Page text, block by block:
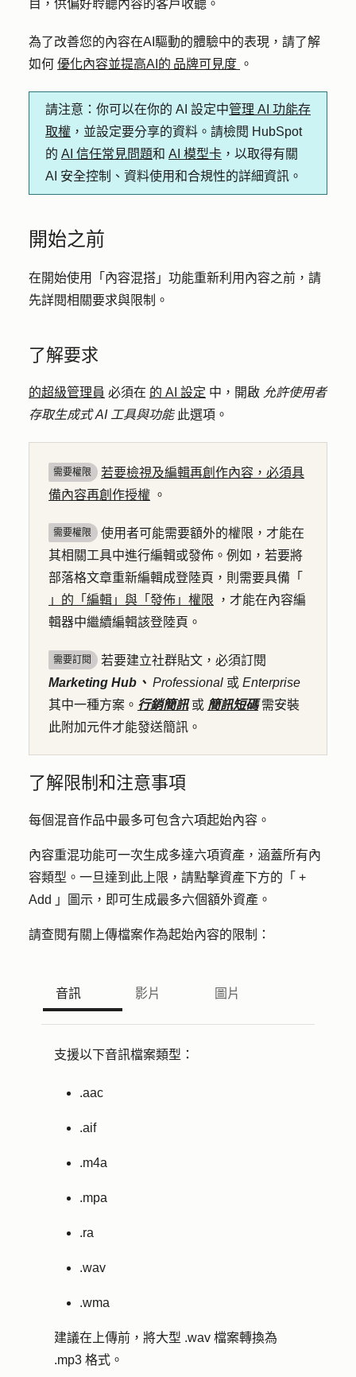
目，供偏好聆聽內容的客戶收聽。
為了改善您的內容在AI驅動的體驗中的表現，請了解
如何 優化內容並提高AI的 品牌可見度 。
請注意 ：你可以在你的 AI 設定中管理 AI 功能存
取權 ，並設定要分享的資料。請檢閱 HubSpot
的 AI 信任常見問題和 AI 模型卡 ，以取得有關
AI 安全控制、資料使用和合規性的詳細資訊。
開始之前
在開始使用「內容混搭」功能重新利用內容之前，請
先詳閱相關要求與限制。
了解要求
的超級管理員 必須在 的 AI 設定 中，開啟 允許使用者
存取生成式 AI 工具與功能此選項。
需要權限
若要檢視及編輯再創作內容，必須具
備內容再創作授權 。
需要權限
使用者可能需要額外的權限，才能在
其相關工具中進行編輯或發佈。例如，若要將
部落格文章重新編輯成登陸頁，則需要具備「
」的「編輯」與「發佈」權限 ，才能在內容編
輯器中繼續編輯該登陸頁。
需要訂閱
若要建立社群貼文，必須訂閱
Marketing Hub、 Professional 或 Enterprise
其中一種方案。 行銷簡訊或 簡訊短碼需安裝
此附加元件才能發送簡訊。
了解限制和注意事項
每個混音作品中最多可包含六項起始內容。
內容重混功能可一次生成多達六項資產，涵蓋所有內
容類型。一旦達到此上限，請點擊資產下方的「 +
Add 」圖示，即可生成最多六個額外資產。
請查閱有關上傳檔案作為起始內容的限制：
音訊 影片 圖片
支援以下音訊檔案類型：
.aac
.aif
.m4a
.mpa
.ra
.wav
.wma
建議在上傳前，將大型 .wav 檔案轉換為
.mp3 格式。